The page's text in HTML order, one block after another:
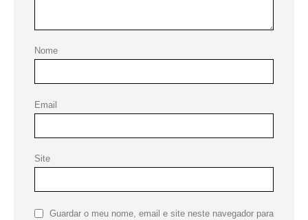
Nome
Email
Site
Guardar o meu nome, email e site neste navegador para